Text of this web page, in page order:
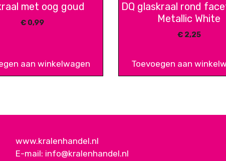
met oog goud
€ 0,99
aan winkelwagen
DQ glaskraal rond
Metallic White
€2,25
Toevoegen aan
www.kralenhandel.nl
E-mail: info@kralenhandel.nl